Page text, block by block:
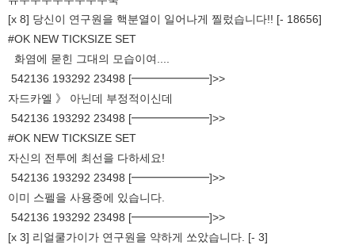
[x 8] 당신이 연구원을 핵분열이 일어나게 찔렀습니다!! [- 18656]
#OK NEW TICKSIZE SET
화염에 묻힌 그대의 모습이여....
542136 193292 23498 [━━━━━━━]>>
자드카엘 》 아닌데 부정적이신데
542136 193292 23498 [━━━━━━━]>>
#OK NEW TICKSIZE SET
자신의 전투에 최선을 다하세요!
542136 193292 23498 [━━━━━━━]>>
이미 스펠을 사용중에 있습니다.
542136 193292 23498 [━━━━━━━]>>
[x 3] 리얼쿨가이가 연구원을 약하게 쏘았습니다. [- 3]